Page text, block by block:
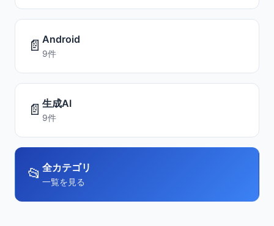
📄 Android
9件
📄 生成AI
9件
📂 全カテゴリ
一覧を見る